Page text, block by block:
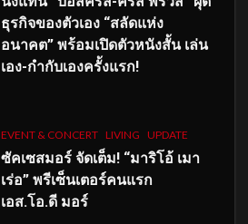
ธุรกิจของตัวเอง “สลัดแห่ง
อนาคต” พร้อมเปิดตัวหนังสั้น เล่น
เอง-กำกับเองครั้งแรก!
EVENT & CONCERT LIVING UPDATE
ซัคเซสมอร์ จัดเต็ม! “มาริโอ้ เมา
เร่อ” พรีเซ็นเตอร์คนแรก
เอส.โอ.ดี มอร์